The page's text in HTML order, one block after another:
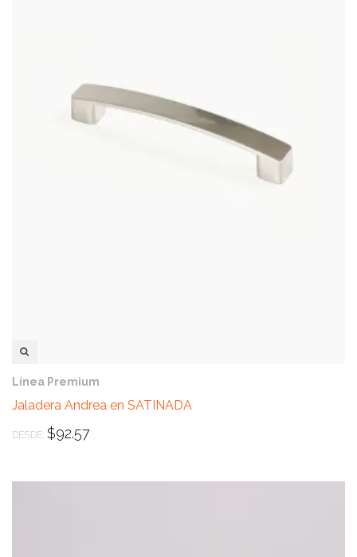
Línea Premium
Jaladera Andrea en SATINADA
DESDE: $92.57